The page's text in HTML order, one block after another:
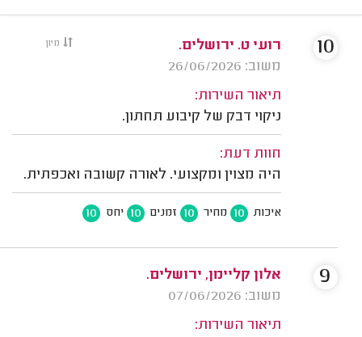
מיון
רועי ט. ירושלים.
משוב: 26/06/2026
תיאור השירות:
ניקוי דבק של קיבוע תחתון.
חוות דעת:
היה מצוין ומקצועי. לאורה קשובה ואכפתית.
איכות 10 מחיר 10 זמנים 10 יחס 10
10
אלון קליימן, ירושלים.
משוב: 07/06/2026
תיאור השירות:
9